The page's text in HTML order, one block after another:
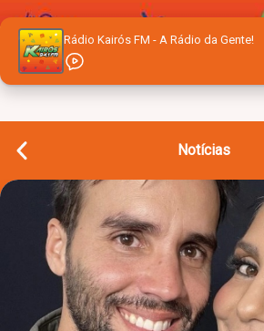
Rádio Kairós FM - A Rádio da Gente!
Notícias